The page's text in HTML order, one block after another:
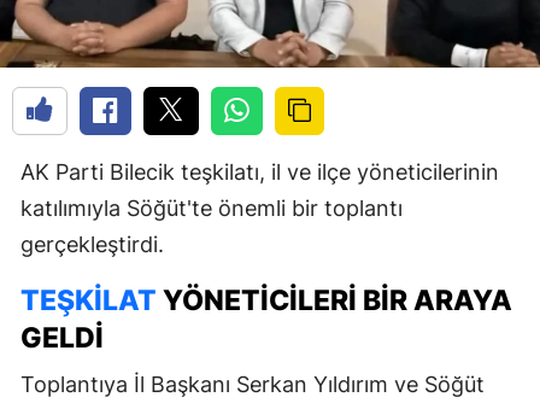
AK Parti Bilecik teşkilatı, il ve ilçe yöneticilerinin
katılımıyla Söğüt'te önemli bir toplantı
gerçekleştirdi.
TEŞKILAT YÖNETICILERI BIR ARAYA
GELDI
Toplantıya İl Başkanı Serkan Yıldırım ve Söğüt